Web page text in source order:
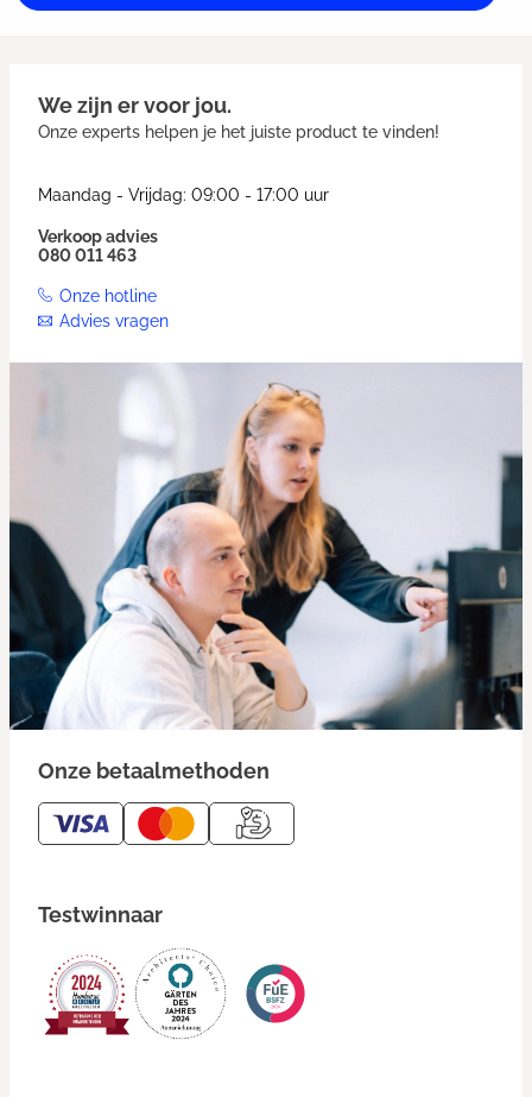
We zijn er voor jou.
Onze experts helpen je het juiste product te vinden!
Maandag - Vrijdag: 09:00 - 17:00 uur
Verkoop advies
080 011 463
Onze hotline
Advies vragen
Onze betaalmethoden
Testwinnaar